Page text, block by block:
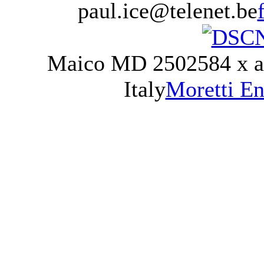
paul.ice@telenet.be
Maico MD 2502584 x
ItalyMoretti